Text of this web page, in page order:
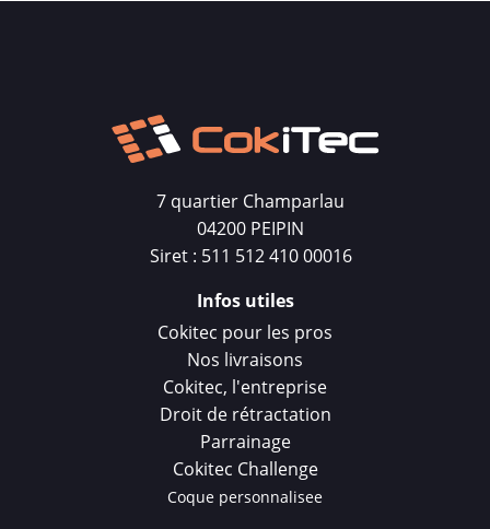
7 quartier Champarlau
04200 PEIPIN
Siret : 511 512 410 00016
Infos utiles
Cokitec pour les pros
Nos livraisons
Cokitec, l'entreprise
Droit de rétractation
Parrainage
Cokitec Challenge
Coque personnalisee